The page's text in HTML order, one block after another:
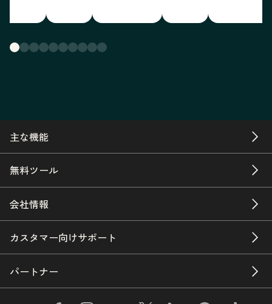
主な機能
無料ツール
会社情報
カスタマー向けサポート
パートナー